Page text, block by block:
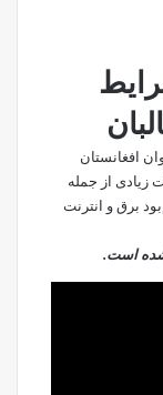
افغانستان
زیادی از جمله
برق و انترنت
شده است.